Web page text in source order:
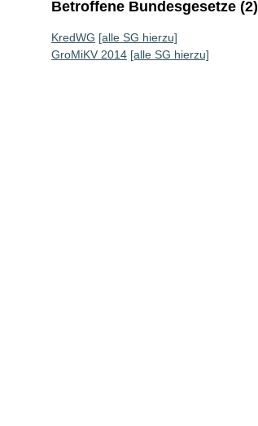
Betroffene Bundesgesetze (2)
KredWG [alle SG hierzu]
GroMiKV 2014 [alle SG hierzu]